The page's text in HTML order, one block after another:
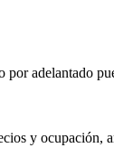
adelantado
y ocupación,